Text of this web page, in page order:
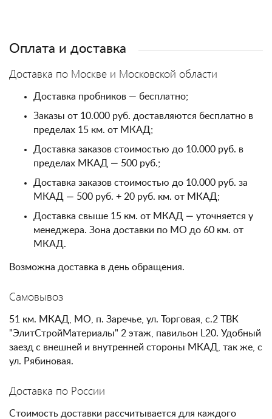
Оплата и доставка
Доставка по Москве и Московской области
Доставка пробников — бесплатно;
Заказы от 10.000 руб. доставляются бесплатно в
пределах 15 км. от МКАД;
Доставка заказов стоимостью до 10.000 руб. в
пределах МКАД — 500 руб.;
Доставка заказов стоимостью до 10.000 руб. за
МКАД — 500 руб. + 20 руб. км. от МКАД;
Доставка свыше 15 км. от МКАД — уточняется у
менеджера. Зона доставки по МО до 60 км. от
МКАД.
Возможна доставка в день обращения.
Самовывоз
51 км. МКАД, МО, п. Заречье, ул. Торговая, с.2 ТВК
"ЭлитСтройМатериалы" 2 этаж, павильон L20. Удобный
заезд с внешней и внутренней стороны МКАД, так же, с
ул. Рябиновая.
Доставка по России
Стоимость доставки рассчитывается для каждого